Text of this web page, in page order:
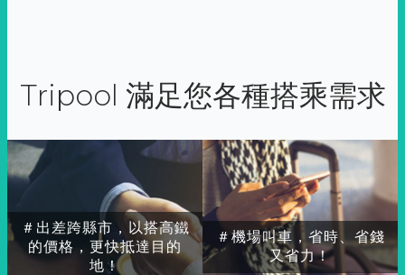
Tripool 滿足您各種搭乘需求
＃出差跨縣市，以搭高鐵
的價格，更快抵達目的
地！
＃機場叫車，省時、省錢
又省力！